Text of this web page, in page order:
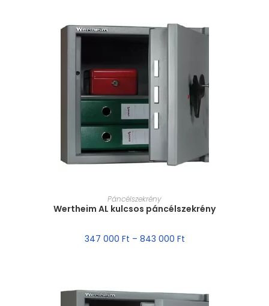
MÉRET VÁLASZTÁSA
Páncélszekrény
Wertheim AL kulcsos páncélszekrény
347 000 Ft – 843 000 Ft